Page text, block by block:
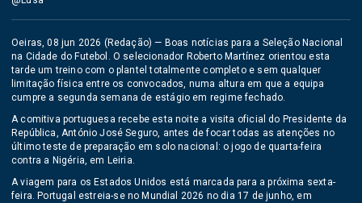
Oeiras, 08 jun 2026 (Redação) — Boas notícias para a Seleção Nacional
na Cidade do Futebol. O selecionador Roberto Martínez orientou esta
tarde um treino com o plantel totalmente completo e sem qualquer
limitação física entre os convocados, numa altura em que a equipa
cumpre a segunda semana de estágio em regime fechado.
A comitiva portuguesa recebe esta noite a visita oficial do Presidente da
República, António José Seguro, antes de focar todas as atenções no
último teste de preparação em solo nacional: o jogo de quarta-feira
contra a Nigéria, em Leiria.
A viagem para os Estados Unidos está marcada para a próxima sexta-
feira. Portugal estreia-se no Mundial 2026 no dia 17 de junho, em